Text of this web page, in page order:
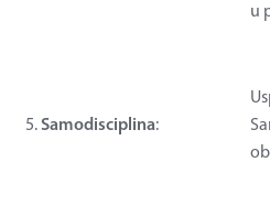
u
5. Samodisciplina: